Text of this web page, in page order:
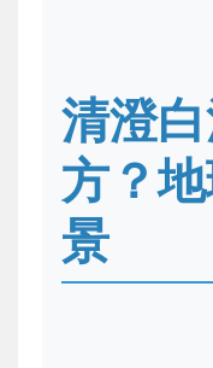
清澄
方？
景